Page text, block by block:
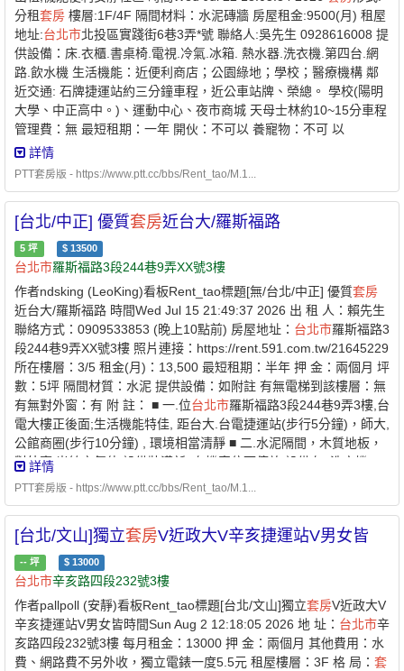
分租套房 樓層:1F/4F 隔間材料：水泥磚牆 房屋租金:9500(月) 租屋
地址:台北市北投區實踐街6巷3弄*號 聯絡人:吳先生 0928616008 提
供設備：床.衣櫃.書桌椅.電視.冷氣.冰箱. 熱水器.洗衣機.第四台.網
路.飲水機 生活機能：近便利商店；公園綠地；學校；醫療機構 鄰
近交通: 石牌捷運站約三分鐘車程，近公車站牌、榮總。 學校(陽明
大學、中正高中。)、運動中心、夜市商城 天母士林約10~15分車程
管理費：無 最短租期：一年 開伙：不可以 養寵物：不可 以
https://drive.google.com/drive/folders/
詳情
PTT套房版 - https://www.ptt.cc/bbs/Rent_tao/M.1...
[台北/中正] 優質套房近台大/羅斯福路
5 坪 $ 13500
台北市羅斯福路3段244巷9弄XX號3樓
作者ndsking (LeoKing)看板Rent_tao標題[無/台北/中正] 優質套房
近台大/羅斯福路 時間Wed Jul 15 21:49:37 2026 出 租 人：賴先生
聯絡方式：0909533853 (晚上10點前) 房屋地址： 台北市羅斯福路3
段244巷9弄XX號3樓 照片連接：https://rent.591.com.tw/21645229
所在樓層：3/5 租金(月)：13,500 最短租期：半年 押 金：兩個月 坪
數：5坪 隔間材質：水泥 提供設備：如附註 有無電梯到該樓層：無
有無對外窗：有 附 註： ■ 一.位台北市羅斯福路3段244巷9弄3樓,台
電大樓正後面;生活機能特佳, 距台大.台電捷運站(步行5分鐘)，師大,
公館商圈(步行10分鐘) , 環境相當清靜 ■ 二.水泥隔間，木質地板，
對外窗,光線空氣佳,設備裝潢新, 有機車位可停放,設備有: 洗衣機，
冷氣機，冰箱，彈簧床墊， 烘乾機，LED液晶電視，電腦桌.椅，木
無炊之在職青年或學生 (租金內含WIFI網路，有線第四台，公用電
費 等...) ■ 四.意者請電洽 0909533853 或（02)2705-8609(晚上10
點前) 賴先生 歡迎參觀比較
詳情
PTT套房版 - https://www.ptt.cc/bbs/Rent_tao/M.1...
[台北/文山]獨立套房V近政大V辛亥捷運站V男女皆
-- 坪 $ 13000
台北市辛亥路四段232號3樓
作者pallpoll (安靜)看板Rent_tao標題[台北/文山]獨立套房V近政大V
辛亥捷運站V男女皆時間Sun Aug 2 12:18:05 2026 地 址： 台北市辛
亥路四段232號3樓 每月租金：13000 押 金：兩個月 其他費用：水
費、網路費不另外收，獨立電錶一度5.5元 租屋樓層：3F 格 局： 套